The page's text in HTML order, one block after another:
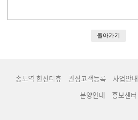
돌아가기
송도역 한신더휴 관심고객등록 사업안내
분양안내
홍보센터